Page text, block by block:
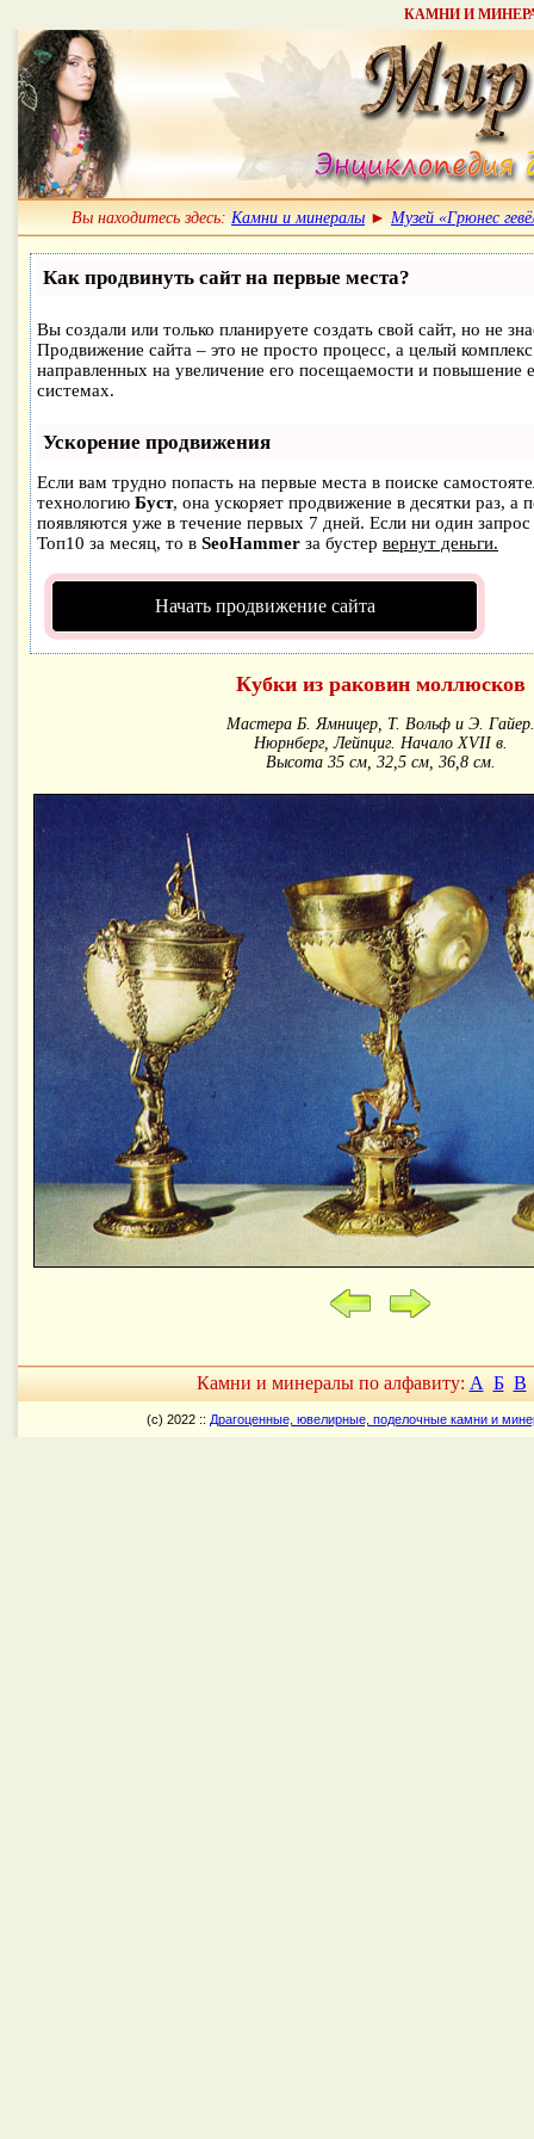
КАМНИ И
Вы находитесь здесь: Камни и минералы ► Музей «Грюнес
Как продвинуть сайт на первые места?
Вы создали или только планируете создать свой сайт, но не
Продвижение сайта – это не просто процесс, а целый
направленных на увеличение его посещаемости и повышение
системах.
Ускорение продвижения
Если вам трудно попасть на первые места в поиске
технологию Буст, она ускоряет продвижение в десятки раз, а
появляются уже в течение первых 7 дней. Если ни один запрос
Топ10 за месяц, то в SeoHammer за бустер вернут деньги.
Начать продвижение сайта
Кубки из раковин моллюсков
Мастера Б. Ямницер, Т. Вольф и Э. Гайер.
Нюрнберг, Лейпциг. Начало XVII в.
Высота 35 см, 32,5 см, 36,8 см.
Камни и минералы по алфавиту: А Б В
(c) 2022 :: Драгоценные, ювелирные, поделочные камни и